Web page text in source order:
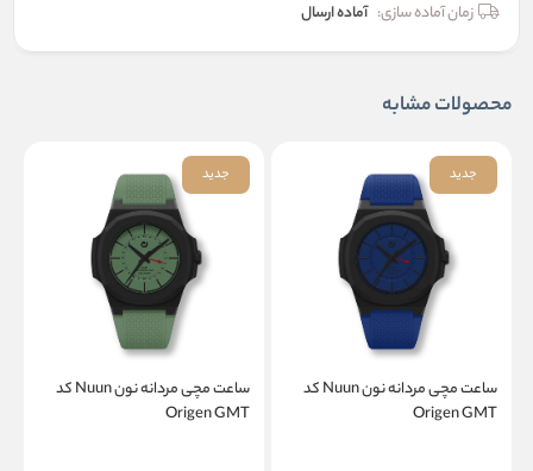
زمان آماده سازی: آماده ارسال
محصولات مشابه
جدید
ساعت مچی مردانه نون Nuun کد
Origen GMT
جدید
ساعت مچی مردانه نون Nuun کد
Origen GMT